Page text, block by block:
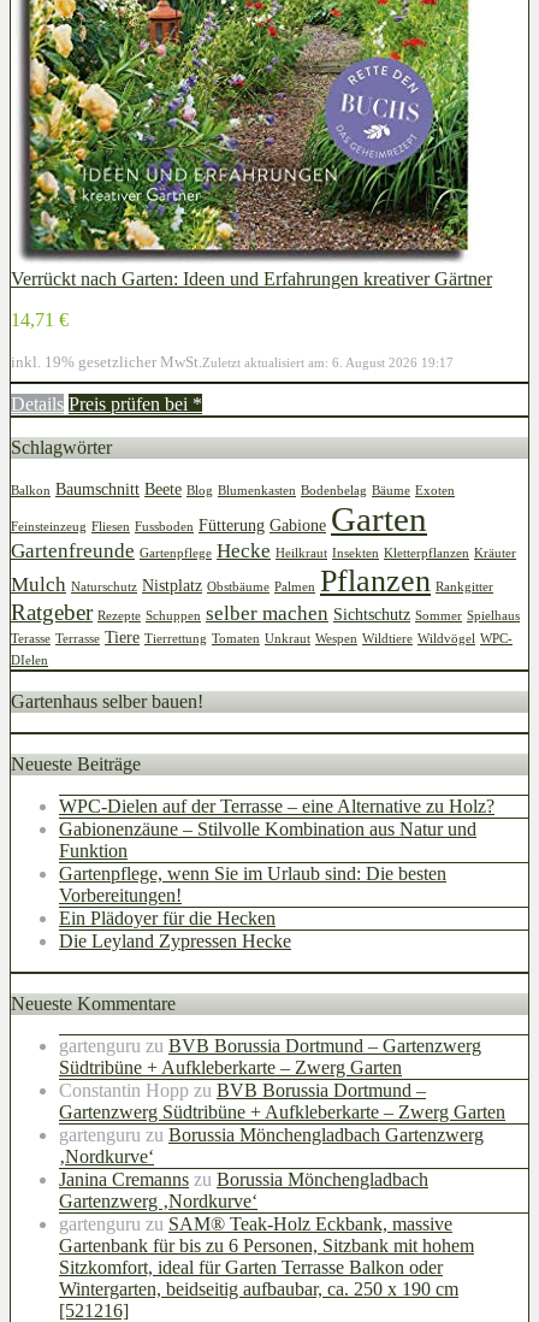
Verrückt nach Garten: Ideen und Erfahrungen kreativer Gärtner
14,71 €
inkl. 19% gesetzlicher MwSt. Zuletzt aktualisiert am: 6. August 2026 19:17
Details Preis prüfen bei *
Schlagwörter
Balkon Baumschnitt Beete Blog Blumenkasten Bodenbelag Bäume Exoten
Feinsteinzeug Fliesen Fussboden Fütterung Gabione Garten
Gartenfreunde Gartenpflege Hecke Heilkraut Insekten Kletterpflanzen Kräuter
Mulch Naturschutz Nistplatz Obstbäume Palmen Pflanzen Rankgitter
Ratgeber Rezepte Schuppen selber machen Sichtschutz Sommer Spielhaus
Terasse Terrasse Tiere Tierrettung Tomaten Unkraut Wespen Wildtiere Wildvögel WPC-
DIelen
Gartenhaus selber bauen!
Neueste Beiträge
WPC-Dielen auf der Terrasse – eine Alternative zu Holz?
Gabionenzäune – Stilvolle Kombination aus Natur und
Funktion
Gartenpflege, wenn Sie im Urlaub sind: Die besten
Vorbereitungen!
Ein Plädoyer für die Hecken
Die Leyland Zypressen Hecke
Neueste Kommentare
gartenguru zu BVB Borussia Dortmund – Gartenzwerg
Südtribüne + Aufkleberkarte – Zwerg Garten
Constantin Hopp zu BVB Borussia Dortmund –
Gartenzwerg Südtribüne + Aufkleberkarte – Zwerg Garten
gartenguru zu Borussia Mönchengladbach Gartenzwerg
‚Nordkurve‘
Janina Cremanns zu Borussia Mönchengladbach
Gartenzwerg ‚Nordkurve‘
gartenguru zu SAM® Teak-Holz Eckbank, massive
Gartenbank für bis zu 6 Personen, Sitzbank mit hohem
Sitzkomfort, ideal für Garten Terrasse Balkon oder
Wintergarten, beidseitig aufbaubar, ca. 250 x 190 cm
[521216]